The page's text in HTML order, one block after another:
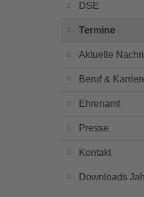
DSE
Termine
Aktuelle
Beruf &
Ehrenamt
Presse
Kontakt
Downloads